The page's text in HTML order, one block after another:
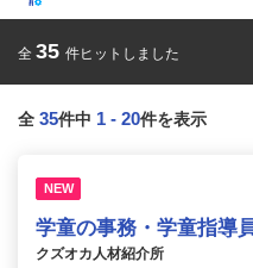
全 35 件ヒットしました
全 35件中 1 - 20件を表示
NEW
学童の事務・学童指導
クズオカ人材紹介所